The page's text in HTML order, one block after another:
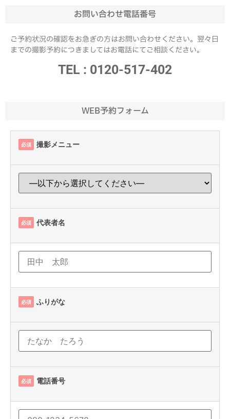
お問い合わせ電話番号
ご予約状況の確認をお急ぎの方はお問い合わせください。翌々日
までの撮影予約につきましてはお電話にてご相談ください。
TEL : 0120-517-402
WEB予約フォーム
必須 撮影メニュー
必須 代表者名
必須 ふりがな
必須 電話番号